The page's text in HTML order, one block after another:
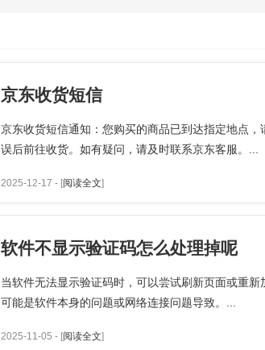
京东收货短信
京东收货短信通知：您购买的商品已到达指定地点
误后前往收货。如有疑问，请及时联系京东客服。...
2025-12-17 - [阅读全文]
软件不显示验证码怎么处理掉呢
当软件无法显示验证码时，可以尝试刷新页面或重
可能是软件本身的问题或网络连接问题导致。...
2025-11-05 - [阅读全文]